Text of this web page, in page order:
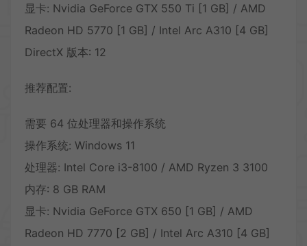
显卡: Nvidia GeForce GTX 550 Ti [1 GB] / AMD
Radeon HD 5770 [1 GB] / Intel Arc A310 [4 GB]
DirectX 版本: 12
推荐配置:
需要 64 位处理器和操作系统
操作系统: Windows 11
处理器: Intel Core i3-8100 / AMD Ryzen 3 3100
内存: 8 GB RAM
显卡: Nvidia GeForce GTX 650 [1 GB] / AMD
Radeon HD 7770 [2 GB] / Intel Arc A310 [4 GB]